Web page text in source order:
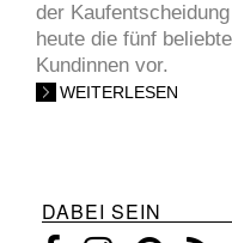
der
heute die fünf
Kundinnen vor.
WEITERLESEN
DABEI SEIN